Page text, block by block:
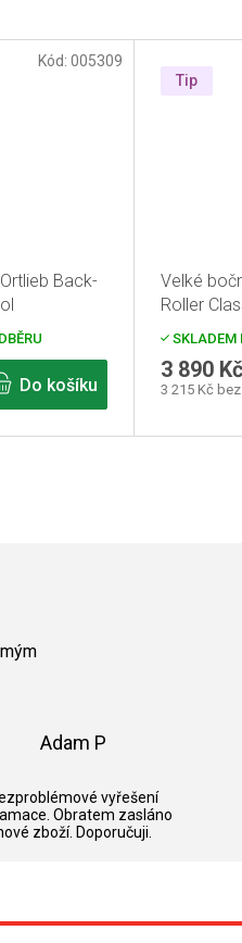
Back-
Do košíku
Kód: 005309
Tip
Velké
Roller
SKLADEM
3 215 Kč bez
3 890 Kč
Adam P
vyřešení
Obratem zasláno
zboží. Doporučuji.